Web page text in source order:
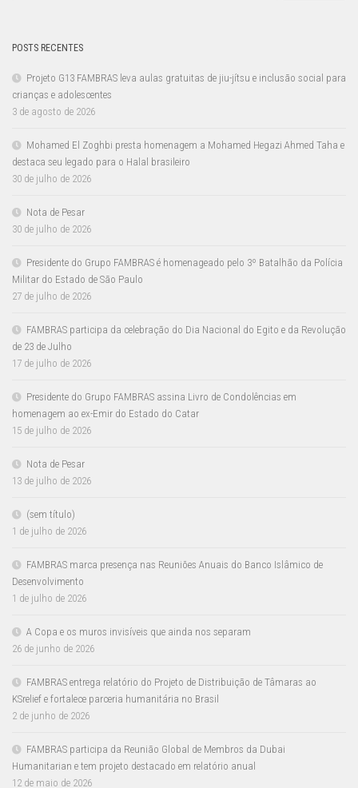
POSTS RECENTES
Projeto G13 FAMBRAS leva aulas gratuitas de jiu-jítsu e inclusão social para
crianças e adolescentes
3 de agosto de 2026
Mohamed El Zoghbi presta homenagem a Mohamed Hegazi Ahmed Taha e
destaca seu legado para o Halal brasileiro
30 de julho de 2026
Nota de Pesar
30 de julho de 2026
Presidente do Grupo FAMBRAS é homenageado pelo 3º Batalhão da Polícia
Militar do Estado de São Paulo
27 de julho de 2026
FAMBRAS participa da celebração do Dia Nacional do Egito e da Revolução
de 23 de Julho
17 de julho de 2026
Presidente do Grupo FAMBRAS assina Livro de Condolências em
homenagem ao ex-Emir do Estado do Catar
15 de julho de 2026
Nota de Pesar
13 de julho de 2026
(sem título)
1 de julho de 2026
FAMBRAS marca presença nas Reuniões Anuais do Banco Islâmico de
Desenvolvimento
1 de julho de 2026
A Copa e os muros invisíveis que ainda nos separam
26 de junho de 2026
FAMBRAS entrega relatório do Projeto de Distribuição de Tâmaras ao
KSrelief e fortalece parceria humanitária no Brasil
2 de junho de 2026
FAMBRAS participa da Reunião Global de Membros da Dubai
Humanitarian e tem projeto destacado em relatório anual
12 de maio de 2026